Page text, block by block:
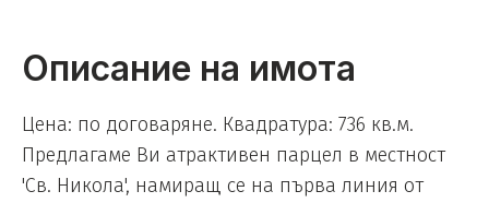
Описание на имота
Цена: по договаряне. Квадратура: 736 кв.м.
Предлагаме Ви атрактивен парцел в местност
'Св. Никола', намиращ се на първа линия от